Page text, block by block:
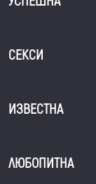
СЕКСИ
ИЗВЕСТНА
ЛЮБОПИТНА